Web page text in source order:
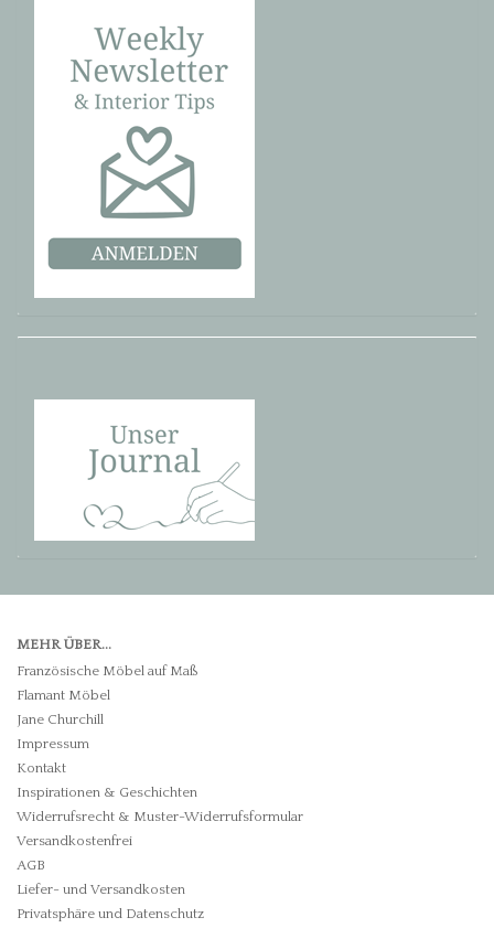
MEHR ÜBER...
Französische Möbel auf Maß
Flamant Möbel
Jane Churchill
Impressum
Kontakt
Inspirationen & Geschichten
Widerrufsrecht & Muster-Widerrufsformular
Versandkostenfrei
AGB
Liefer- und Versandkosten
Privatsphäre und Datenschutz